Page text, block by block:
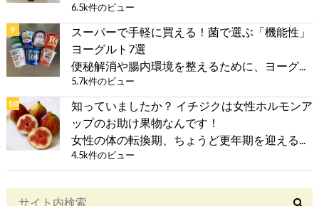
6.5k件のビュー
スーパーで手軽に買える！菌で選ぶ「機能性」
ヨーグルト7選
便秘解消や腸内環境を整えるために、ヨーグ...
5.7k件のビュー
知っていましたか？ イチジクは女性ホルモンア
ップのお助け果物なんです！
女性の体の転換期、ちょうど更年期を迎える...
4.5k件のビュー